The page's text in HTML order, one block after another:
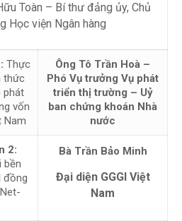
Toàn – Bí thư đảng ủy, Chủ
Học viện Ngân hàng
Thực
thức
phát
vốn
Nam
Ông Tô Trần Hoà –
Phó Vụ trưởng Vụ phát
triển thị trường – Uỷ
ban chứng khoán Nhà
nước
2:
bền
đồng
Bà Trần Bảo Minh
Đại diện GGGI Việt
Nam